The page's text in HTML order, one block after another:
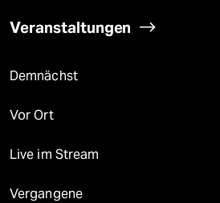
Veranstaltungen
Demnächst
Vor Ort
Live im Stream
Vergangene